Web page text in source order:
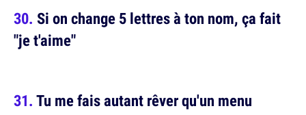
Si on change 5 lettres à ton nom, ça fait
"je t'aime"
Tu me fais autant rêver qu'un menu